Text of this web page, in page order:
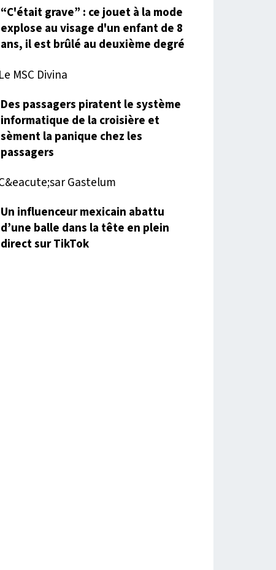
“C'était grave” : ce jouet à la mode
explose au visage d'un enfant de 8
ans, il est brûlé au deuxième degré
Des passagers piratent le système
informatique de la croisière et
sèment la panique chez les
passagers
Un influenceur mexicain abattu
d’une balle dans la tête en plein
direct sur TikTok